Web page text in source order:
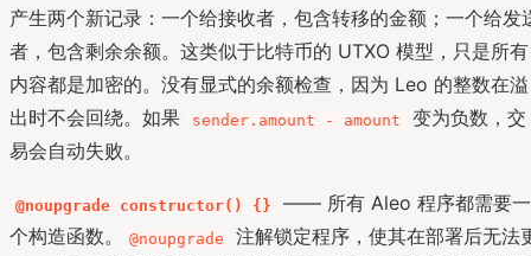
产生两个新记录：一个给接收者，包含转移的金额；一个给发
者，包含剩余余额。这类似于比特币的 UTXO 模型，只是所有
内容都是加密的。没有显式的余额检查，因为 Leo 的整数在溢
出时不会回绕。如果
sender.amount - amount
变为负数，交
易会自动失败。
@noupgrade constructor() {}
—— 所有 Aleo 程序都需要一
个构造函数。
@noupgrade
注解锁定程序，使其在部署后无法